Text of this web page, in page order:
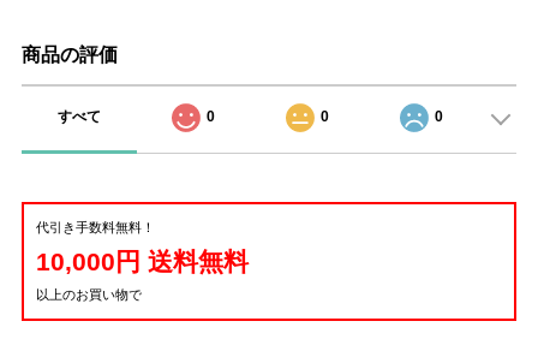
商品の評価
すべて 0 0 0
代引き手数料無料！
10,000円 送料無料
以上のお買い物で